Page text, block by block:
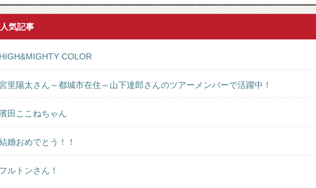
気記事
HIGH&MIGHTY COLOR
里陽太さん～都城市在住～山下達郎さんのツアーメンバーで活躍中！
田ここねちゃん
婚おめでとう！！
フルトンさん！